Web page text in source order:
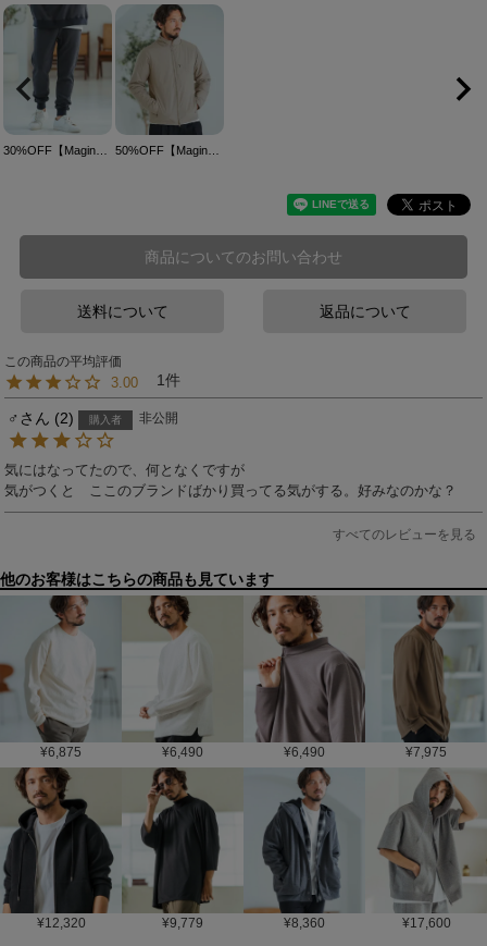
商品についてのお問い合わせ
送料について 返品について
3.00 1
♂ 2 購入者 非公開
気にはなってたので、何となくですが
気がつくと　ここのブランドばかり買ってる気がする。好みなのかな？
すべてのレビューを見る
他のお客様はこちらの商品も見ています
¥6,875 ¥6,490 ¥6,490 ¥7,975
¥12,320 ¥9,779 ¥8,360 ¥17,600